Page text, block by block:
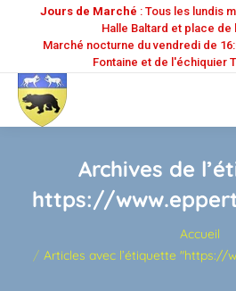
Jours de Marché : Tous les lundis
Halle Baltard et place de
Marché nocturne du vendredi de
Fontaine et de l'échiquier
Archives de
https://
Accueil
Articles avec l’étiquette "https://